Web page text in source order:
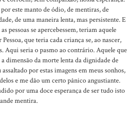
este manto de ódio, de mentiras, de
de uma maneira lenta, mas persistente. E
pessoas se apercebessem, teriam aquele
que teria cada criança se, ao nascer,
Aqui seria o pasmo ao contrário. Aquele que
dimensão da morte lenta da dignidade de
por estas imagens em meus sonhos,
e me dão um certo pânico angustiante.
por uma doce esperança de ser tudo isto
mentira.